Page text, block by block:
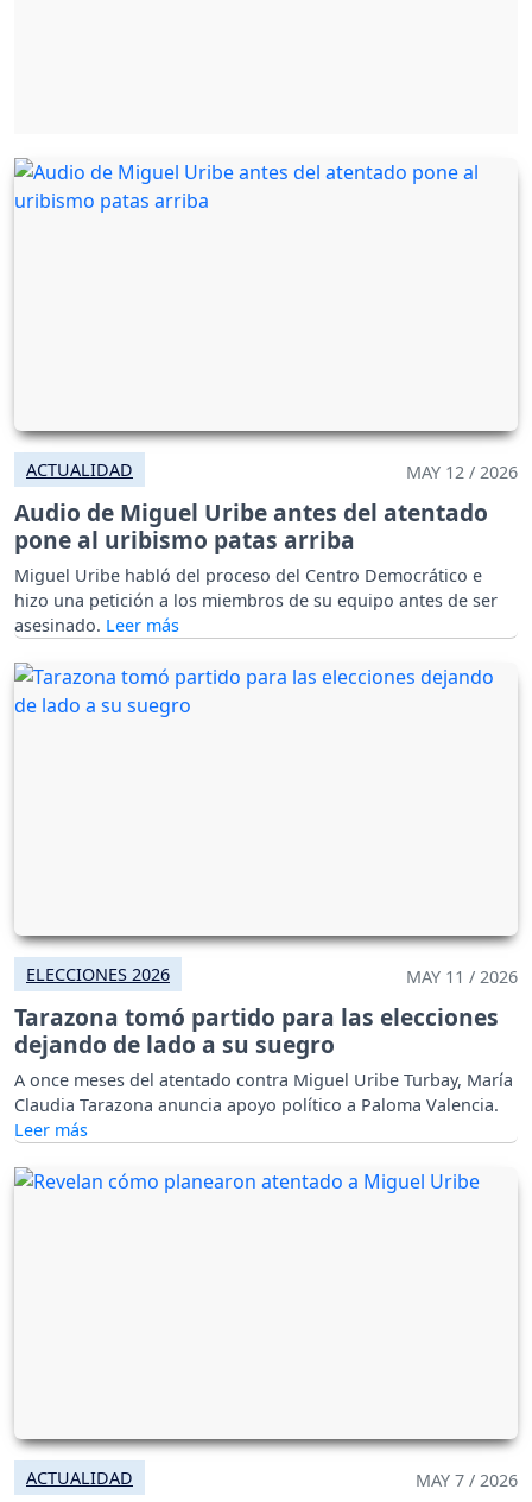
ACTUALIDAD MAY 12 / 2026
Audio de Miguel Uribe antes del atentado
pone al uribismo patas arriba
Miguel Uribe habló del proceso del Centro Democrático e
hizo una petición a los miembros de su equipo antes de ser
asesinado.
ELECCIONES 2026 MAY 11 / 2026
Tarazona tomó partido para las elecciones
dejando de lado a su suegro
A once meses del atentado contra Miguel Uribe Turbay, María
Claudia Tarazona anuncia apoyo político a Paloma Valencia.
ACTUALIDAD MAY 7 / 2026